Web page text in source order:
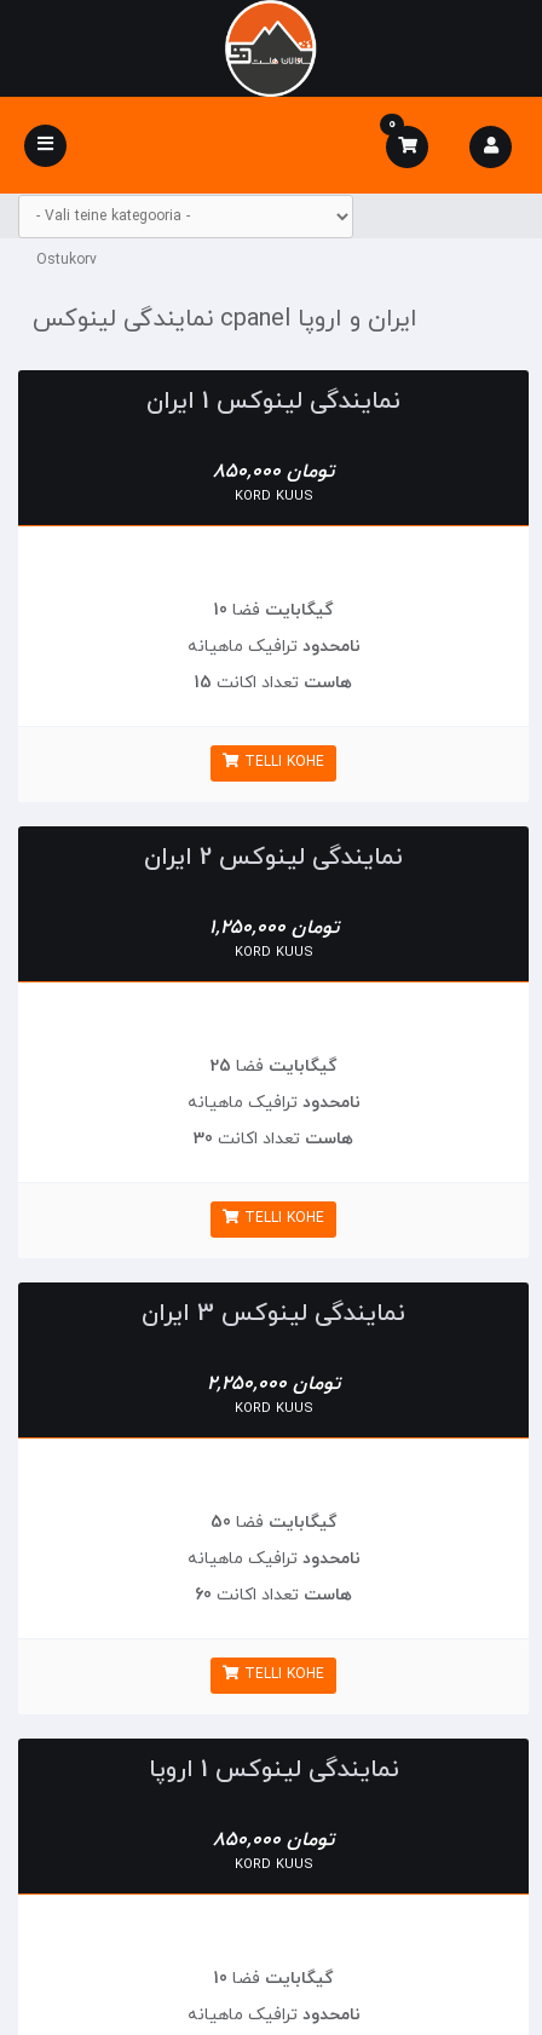
Toggle
navigation
0
Ostukorv
نمایندگی لینوکس cpanel ایران و اروپا
نمایندگی لینوکس 1 ایران
850,000 تومان
KORD KUUS
10 گیگابایت فضا
نامحدود ترافیک ماهیانه
15 هاست تعداد اکانت
TELLI KOHE
نمایندگی لینوکس 2 ایران
1,250,000 تومان
KORD KUUS
25 گیگابایت فضا
نامحدود ترافیک ماهیانه
30 هاست تعداد اکانت
TELLI KOHE
نمایندگی لینوکس 3 ایران
2,250,000 تومان
KORD KUUS
50 گیگابایت فضا
نامحدود ترافیک ماهیانه
60 هاست تعداد اکانت
TELLI KOHE
نمایندگی لینوکس 1 اروپا
850,000 تومان
KORD KUUS
10 گیگابایت فضا
نامحدود ترافیک ماهیانه